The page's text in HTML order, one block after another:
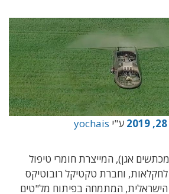
ע"י yochais
אגן), המייצרת חומרי טיפול
וחברת טקטיקל רובוטיקס
המתמחה בפיתוח מל"טים